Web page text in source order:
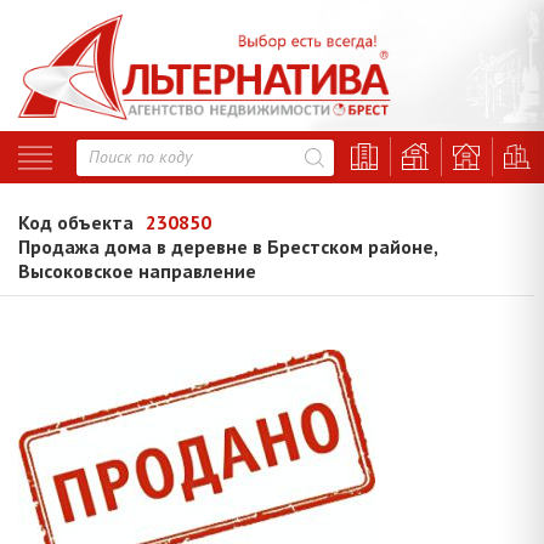
Код объекта 230850
Продажа дома в деревне в Брестском районе,
Высоковское направление